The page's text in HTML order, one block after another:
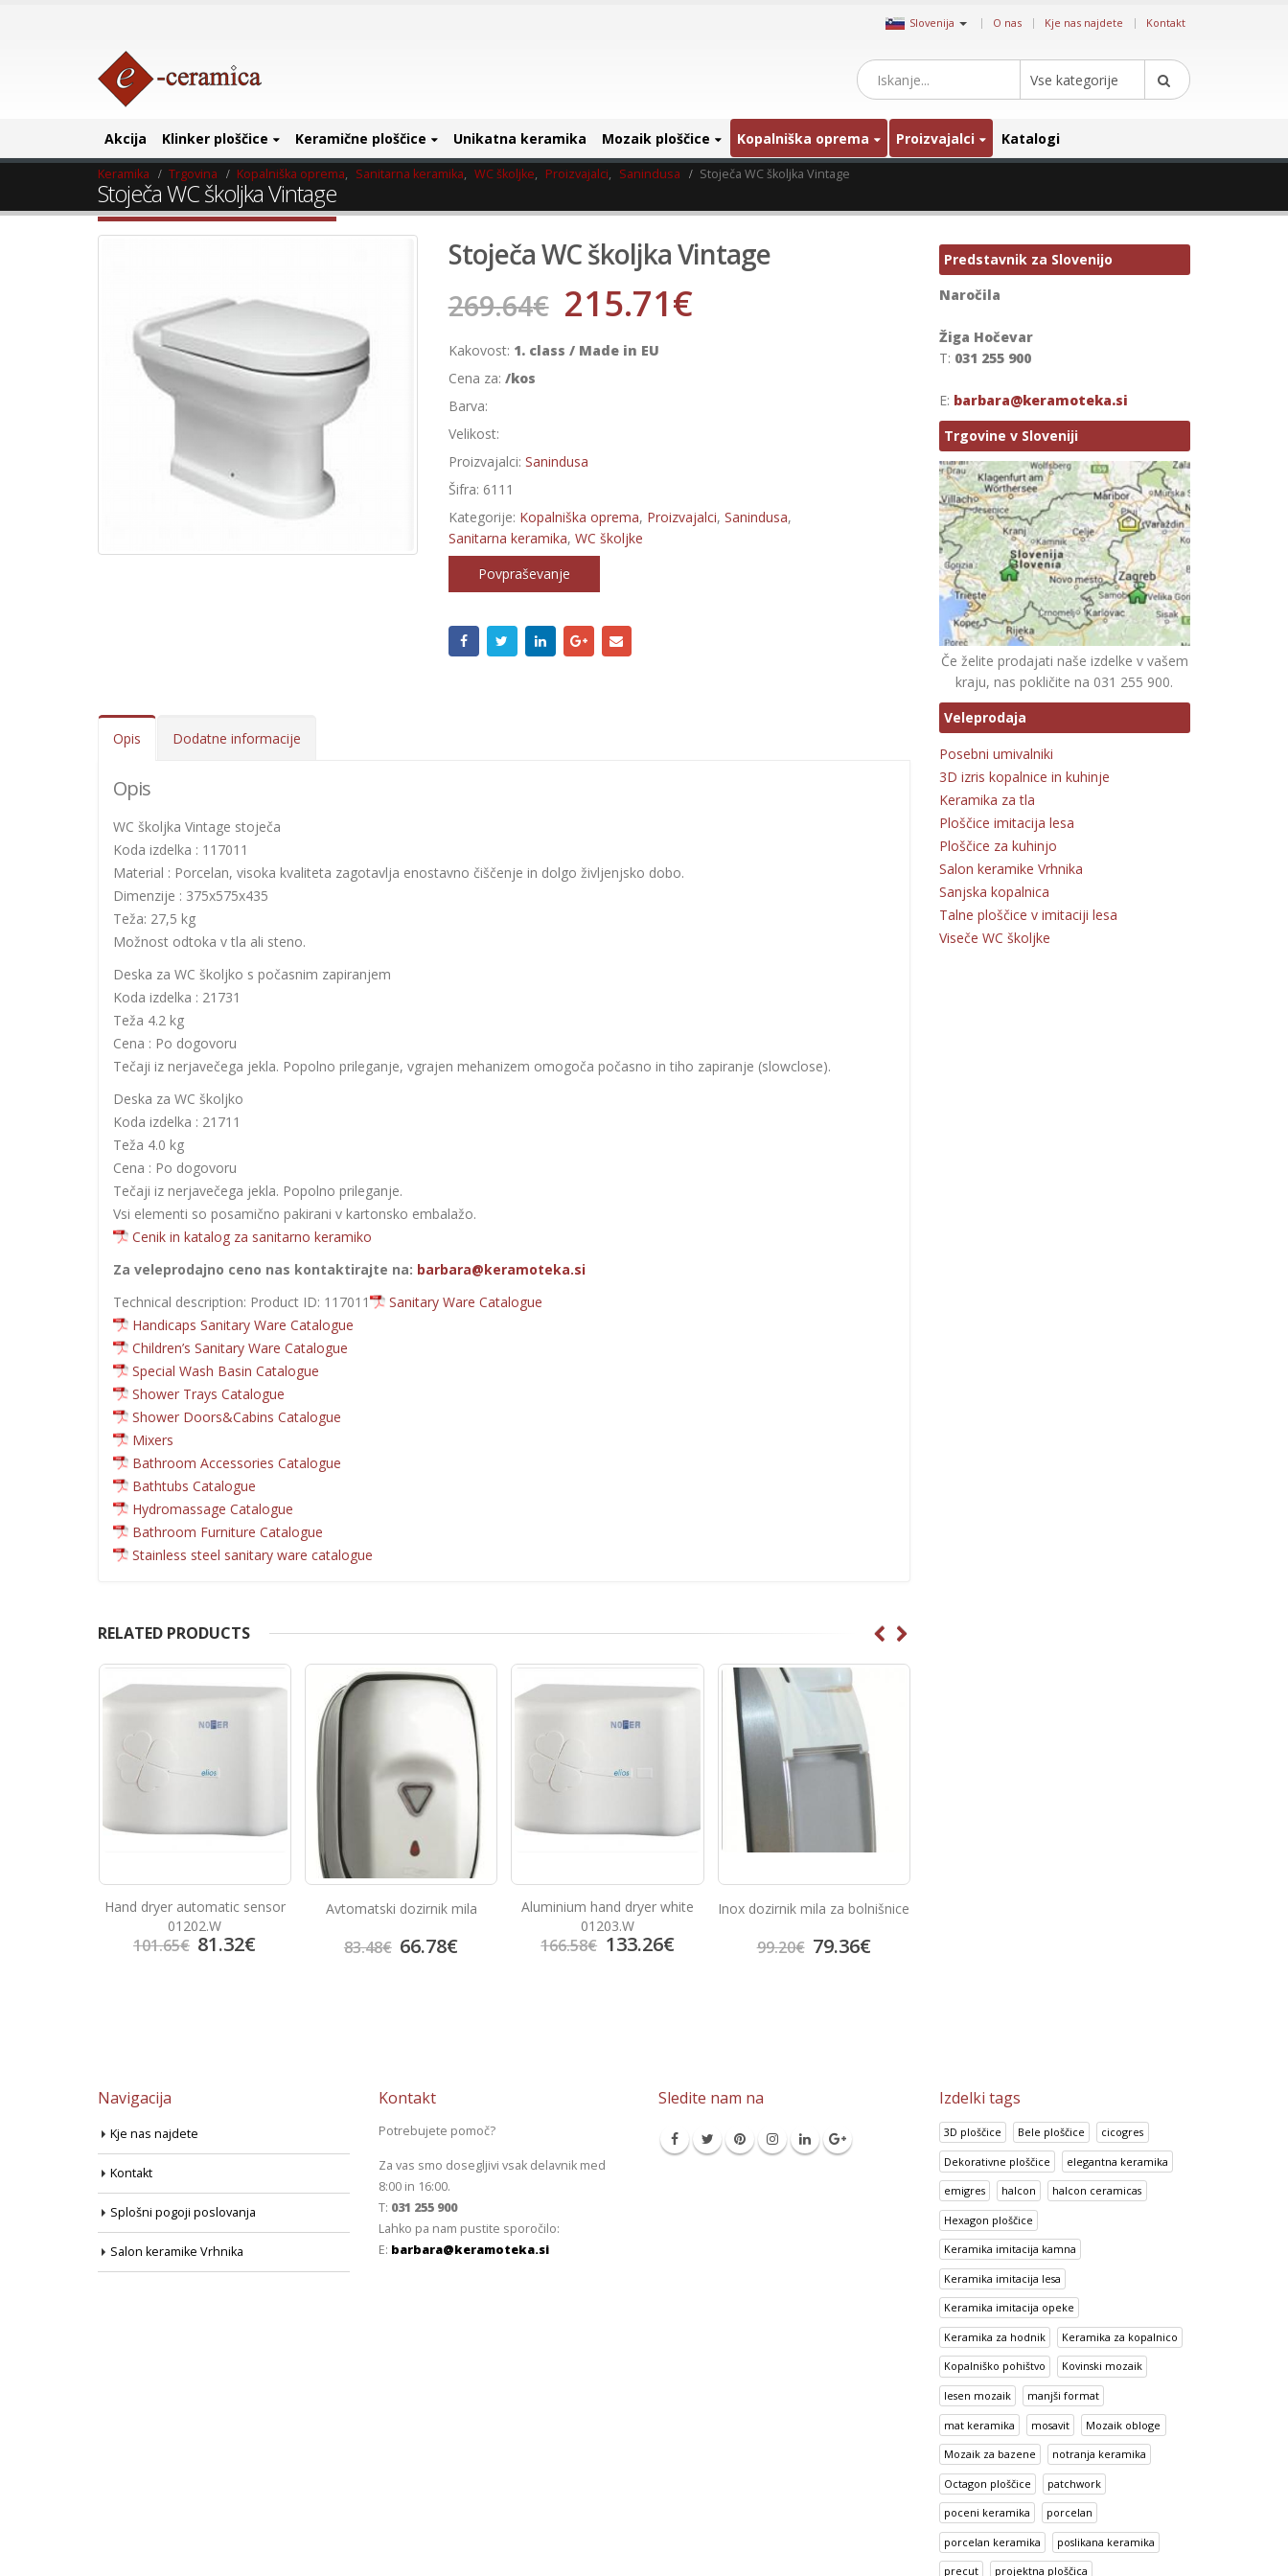
Slovenija | O nas Kje nas najdete Kontakt
Vse kategorije
Akcija Klinker ploščice Keramične ploščice Unikatna keramika Mozaik ploščice Kopalniška oprema Proizvajalci Katalogi
Keramika Trgovina Kopalniška oprema, Sanitarna keramika, WC školjke, Proizvajalci, Sanindusa Stoječa WC školjka Vintage
Stoječa WC školjka Vintage
Stoječa WC školjka Vintage
269.64€ 215.71€
Kakovost: 1. class / Made in EU
Cena za: /kos
Barva:
Velikost:
Proizvajalci: Sanindusa
Šifra: 6111
Kategorije: Kopalniška oprema, Proizvajalci, Sanindusa,
Sanitarna keramika, WC školjke
Povpraševanje
Opis Dodatne informacije
Opis
WC školjka Vintage stoječa
Koda izdelka : 117011
Material : Porcelan, visoka kvaliteta zagotavlja enostavno čiščenje in dolgo življenjsko dobo.
Dimenzije : 375x575x435
Teža: 27,5 kg
Možnost odtoka v tla ali steno.
Deska za WC školjko s počasnim zapiranjem
Koda izdelka : 21731
Teža 4.2 kg
Cena : Po dogovoru
Tečaji iz nerjavečega jekla. Popolno prileganje, vgrajen mehanizem omogoča počasno in tiho zapiranje (slowclose).
Deska za WC školjko
Koda izdelka : 21711
Teža 4.0 kg
Cena : Po dogovoru
Tečaji iz nerjavečega jekla. Popolno prileganje.
Vsi elementi so posamično pakirani v kartonsko embalažo.
Cenik in katalog za sanitarno keramiko
Za veleprodajno ceno nas kontaktirajte na: barbara@keramoteka.si
Technical description: Product ID: 117011
Sanitary Ware Catalogue
Handicaps Sanitary Ware Catalogue
Children’s Sanitary Ware Catalogue
Special Wash Basin Catalogue
Shower Trays Catalogue
Shower Doors&Cabins Catalogue
Mixers
Bathroom Accessories Catalogue
Bathtubs Catalogue
Hydromassage Catalogue
Bathroom Furniture Catalogue
Stainless steel sanitary ware catalogue
RELATED PRODUCTS
Avtomatski dozirnik mila
83.48€ 66.78€
Aluminium hand dryer white
166.58€ 133.26€
Inox dozirnik mila za bolnišnice
99.20€ 79.36€
Sušilec za roke Cyclon
248.38€ 198.70€
Predstavnik za Slovenijo
Naročila
Žiga Hočevar
T: 031 255 900
E: barbara@keramoteka.si
Trgovine v Sloveniji
Če želite prodajati naše izdelke v vašem
kraju, nas pokličite na 031 255 900.
Veleprodaja
Posebni umivalniki
3D izris kopalnice in kuhinje
Keramika za tla
Ploščice imitacija lesa
Ploščice za kuhinjo
Salon keramike Vrhnika
Sanjska kopalnica
Talne ploščice v imitaciji lesa
Viseče WC školjke
Navigacija
Kje nas najdete
Kontakt
Splošni pogoji poslovanja
Salon keramike Vrhnika
Kontakt
Potrebujete pomoč?
Za vas smo dosegljivi vsak delavnik med
8:00 in 16:00.
T: 031 255 900
Lahko pa nam pustite sporočilo:
E: barbara@keramoteka.si
Sledite nam na Izdelki tags
3D ploščice Bele ploščice cicogres
Dekorativne ploščice elegantna keramika
emigres halcon halcon ceramicas
Hexagon ploščice
Keramika imitacija kamna
Keramika imitacija lesa
Keramika imitacija opeke
Keramika za hodnik Keramika za kopalnico
Kopalniško pohištvo Kovinski mozaik
lesen mozaik manjši format
mat keramika mosavit Mozaik obloge
Mozaik za bazene notranja keramika
Octagon ploščice patchwork
poceni keramika porcelan
porcelan keramika poslikana keramika
precut projektna ploščica